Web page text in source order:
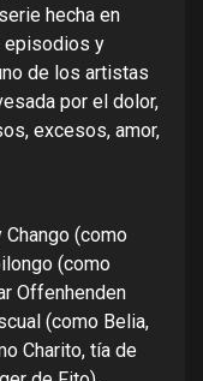
hecha en
episodios y
de los artistas
por el dolor,
excesos, amor,
Chango (como
(como
Offenhenden
(como Belia,
Charito, tía de